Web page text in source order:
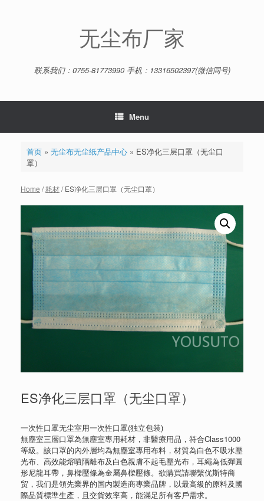
无尘布厂家
联系我们：0755-81773990 手机：13316502397(微信同号)
Menu
首页» 无尘布无尘纸产品中心» ES净化三层口罩（无尘口
罩）
Home /耗材/ ES净化三层口罩（无尘口罩）
ES净化三层口罩（无尘口罩）
一次性口罩无尘室用一次性口罩(独立包装)
無塵室三層口罩為無塵室專用耗材，非醫療用品，符合Class1000
等級。該口罩的內外層均為無塵室專用布料，材質為白色不吸水壓
光布、高效能熔噴隔離布及白色親膚不起毛壓光布，耳繩為低彈圓
形尼龍耳帶，鼻樑壓條為金屬鼻樑壓條。欲購買請聯繫优斯特商
贸，我们是領先業界的国内製造商專業品牌，以最高級的原料及國
際品質標準生產，且交貨效率高，能滿足所有客戶需求。